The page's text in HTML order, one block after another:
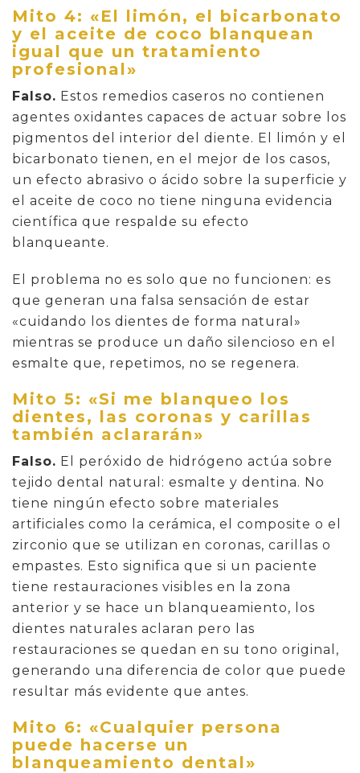
Mito 4: «El limón, el bicarbonato
y el aceite de coco blanquean
igual que un tratamiento
profesional»
Falso. Estos remedios caseros no contienen
agentes oxidantes capaces de actuar sobre los
pigmentos del interior del diente. El limón y el
bicarbonato tienen, en el mejor de los casos,
un efecto abrasivo o ácido sobre la superficie y
el aceite de coco no tiene ninguna evidencia
científica que respalde su efecto
blanqueante.
El problema no es solo que no funcionen: es
que generan una falsa sensación de estar
«cuidando los dientes de forma natural»
mientras se produce un daño silencioso en el
esmalte que, repetimos, no se regenera.
Mito 5: «Si me blanqueo los
dientes, las coronas y carillas
también aclararán»
Falso. El peróxido de hidrógeno actúa sobre
tejido dental natural: esmalte y dentina. No
tiene ningún efecto sobre materiales
artificiales como la cerámica, el composite o el
zirconio que se utilizan en coronas, carillas o
empastes. Esto significa que si un paciente
tiene restauraciones visibles en la zona
anterior y se hace un blanqueamiento, los
dientes naturales aclaran pero las
restauraciones se quedan en su tono original,
generando una diferencia de color que puede
resultar más evidente que antes.
Mito 6: «Cualquier persona
puede hacerse un
blanqueamiento dental»